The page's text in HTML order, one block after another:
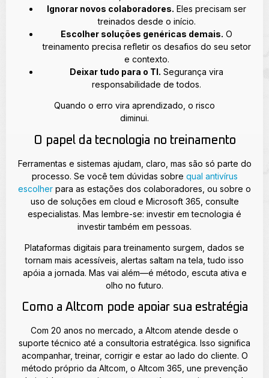
Ignorar novos colaboradores. Eles precisam ser
treinados desde o início.
Escolher soluções genéricas demais. O
treinamento precisa refletir os desafios do seu setor
e contexto.
Deixar tudo para o TI. Segurança vira
responsabilidade de todos.
Quando o erro vira aprendizado, o risco
diminui.
O papel da tecnologia no treinamento
Ferramentas e sistemas ajudam, claro, mas são só parte do
processo. Se você tem dúvidas sobre qual antivírus
escolher para as estações dos colaboradores, ou sobre o
uso de soluções em cloud e Microsoft 365, consulte
especialistas. Mas lembre-se: investir em tecnologia é
investir também em pessoas.
Plataformas digitais para treinamento surgem, dados se
tornam mais acessíveis, alertas saltam na tela, tudo isso
apóia a jornada. Mas vai além—é método, escuta ativa e
olho no futuro.
Como a Altcom pode apoiar sua estratégia
Com 20 anos no mercado, a Altcom atende desde o
suporte técnico até a consultoria estratégica. Isso significa
acompanhar, treinar, corrigir e estar ao lado do cliente. O
método próprio da Altcom, o Altcom 365, une prevenção